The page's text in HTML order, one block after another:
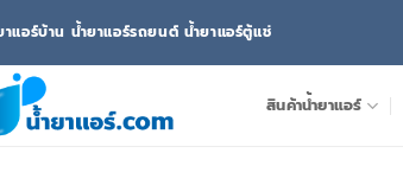
แอร์บ้าน น้ำยาแอร์รถยนต์ น้ำยาแอร์ตู้แช่
สินค้าน้ำยาแอร์